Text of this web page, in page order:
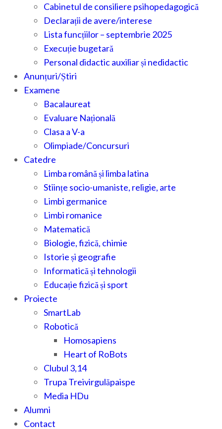
Cabinetul de consiliere psihopedagogică
Declarații de avere/interese
Lista funcțiilor – septembrie 2025
Execuție bugetară
Personal didactic auxiliar și nedidactic
Anunțuri/Știri
Examene
Bacalaureat
Evaluare Națională
Clasa a V-a
Olimpiade/Concursuri
Catedre
Limba română și limba latina
Stiințe socio-umaniste, religie, arte
Limbi germanice
Limbi romanice
Matematică
Biologie, fizică, chimie
Istorie și geografie
Informatică și tehnologii
Educație fizică și sport
Proiecte
SmartLab
Robotică
Homosapiens
Heart of RoBots
Clubul 3,14
Trupa Treivirgulăpaispe
Media HDu
Alumni
Contact